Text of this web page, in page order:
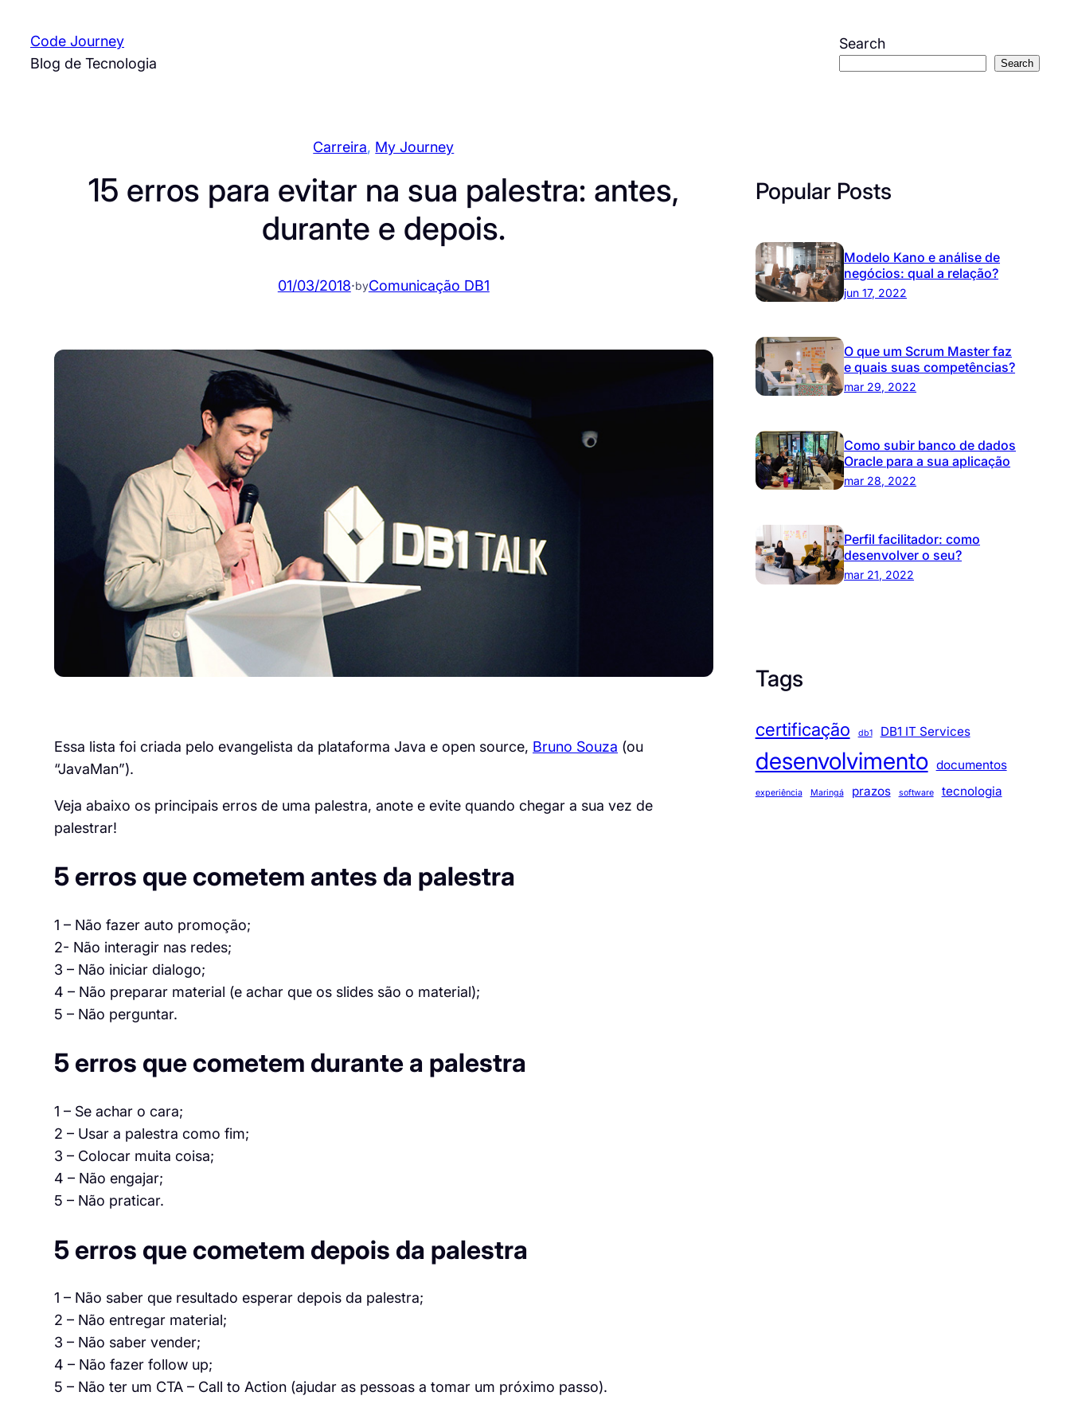
paraCode Journey
Blog de Tecnologia
Search
Search
Carreira, My Journey
15 erros para evitar na sua palestra: antes,
durante e depois.
01/03/2018·byComunicação DB1
Essa lista foi criada pelo evangelista da plataforma Java e open source, Bruno Souza (ou
“JavaMan”).
Veja abaixo os principais erros de uma palestra, anote e evite quando chegar a sua vez de
palestrar!
5 erros que cometem antes da palestra
1 – Não fazer auto promoção;
2- Não interagir nas redes;
3 – Não iniciar dialogo;
4 – Não preparar material (e achar que os slides são o material);
5 – Não perguntar.
5 erros que cometem durante a palestra
1 – Se achar o cara;
2 – Usar a palestra como fim;
3 – Colocar muita coisa;
4 – Não engajar;
5 – Não praticar.
5 erros que cometem depois da palestra
1 – Não saber que resultado esperar depois da palestra;
2 – Não entregar material;
3 – Não saber vender;
4 – Não fazer follow up;
5 – Não ter um CTA – Call to Action (ajudar as pessoas a tomar um próximo passo).
Popular Posts
Modelo Kano e análise de
negócios: qual a relação?
jun 17, 2022
O que um Scrum Master faz
e quais suas competências?
mar 29, 2022
Como subir banco de dados
Oracle para a sua aplicação
mar 28, 2022
Perfil facilitador: como
desenvolver o seu?
mar 21, 2022
Tags
certificação db1 DB1 IT Services
desenvolvimento documentos
experiência Maringá prazos software tecnologia